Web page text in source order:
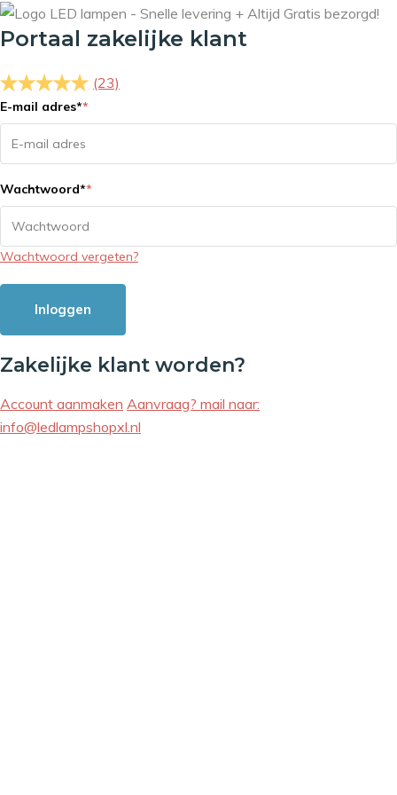
Portaal zakelijke klant
(23)
E-mail adres**
Wachtwoord**
Wachtwoord vergeten?
Inloggen
Zakelijke klant worden?
Account aanmaken Aanvraag? mail naar:
info@ledlampshopxl.nl